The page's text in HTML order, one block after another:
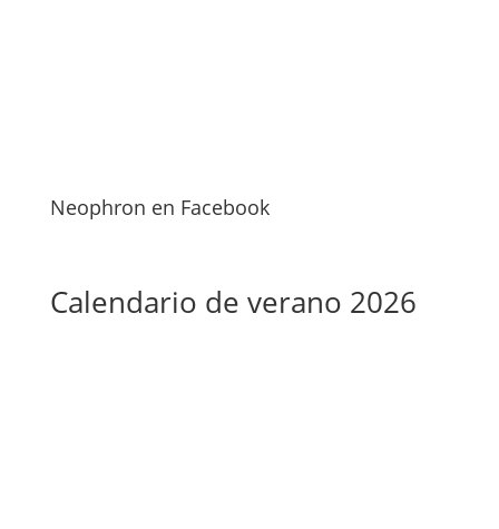
Neophron en Facebook
Calendario de verano 2026